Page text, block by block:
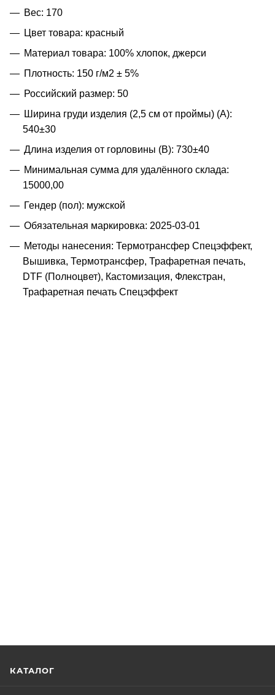
Вес: 170
Цвет товара: красный
Материал товара: 100% хлопок, джерси
Плотность: 150 г/м2 ± 5%
Российский размер: 50
Ширина груди изделия (2,5 см от проймы) (A):
540±30
Длина изделия от горловины (B): 730±40
Минимальная сумма для удалённого склада:
15000,00
Гендер (пол): мужской
Обязательная маркировка: 2025-03-01
Методы нанесения: Термотрансфер Спецэффект,
Вышивка, Термотрансфер, Трафаретная печать,
DTF (Полноцвет), Кастомизация, Флекстран,
Трафаретная печать Спецэффект
КАТАЛОГ